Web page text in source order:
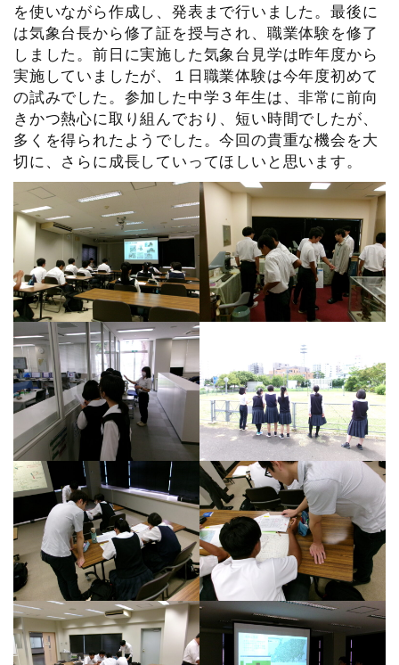
を使いながら作成し、発表まで行いました。最後に
は気象台長から修了証を授与され、職業体験を修了
しました。前日に実施した気象台見学は昨年度から
実施していましたが、１日職業体験は今年度初めて
の試みでした。参加した中学３年生は、非常に前向
きかつ熱心に取り組んでおり、短い時間でしたが、
多くを得られたようでした。今回の貴重な機会を大
切に、さらに成長していってほしいと思います。